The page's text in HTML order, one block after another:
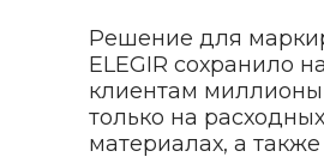
Решение для
ELEGIR сохранило
клиентам
только на расходных
материалах, а также